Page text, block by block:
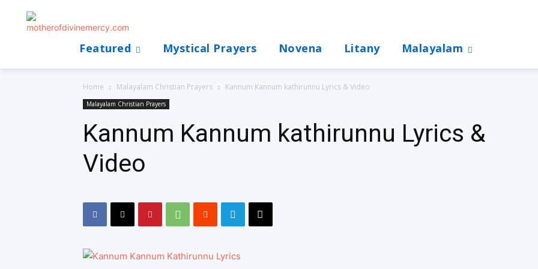
Featured Mystical Prayers Novena Litany Malayalam
Home Malayalam Christian Prayers Kannum Kannum kathirunnu Lyrics & Video
Malayalam Christian Prayers
Kannum Kannum kathirunnu Lyrics &
Video